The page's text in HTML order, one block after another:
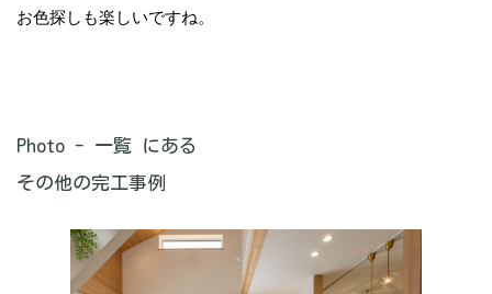
お色探しも楽しいですね。
Photo - 一覧 にある
その他の完工事例